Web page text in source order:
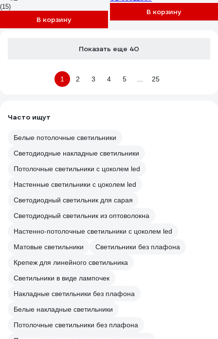
WL6012(57703)
(15)
В корзину
В корзину
Показать еще 40
1 2 3 4 5 25
Часто ищут
Белые потолочные светильники
Светодиодные накладные светильники
Потолочные светильники с цоколем led
Настенные светильники с цоколем led
Светодиодный светильник для сарая
Светодиодный светильник из оптоволокна
Настенно-потолочные светильники с цоколем led
Матовые светильники
Светильники без плафона
Крепеж для линейного светильника
Светильники в виде лампочек
Накладные светильники без плафона
Белые накладные светильники
Потолочные светильники без плафона